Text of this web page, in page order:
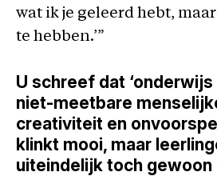
wat ik je geleerd hebt,
te hebben.’”
U schreef dat
niet-meetbare
creativiteit en
klinkt mooi, maar
uiteindelijk toch